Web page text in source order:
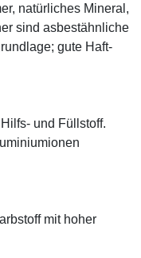
natürliches Mineral,
sind asbestähnliche
gute Haft-
und Füllstoff.
mit hoher